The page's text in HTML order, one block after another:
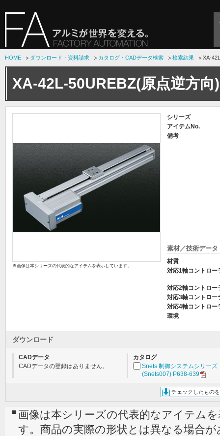
HOME ダウンロード・資料請求 カタログ・CADデータ検索 検索結果 XA-
XA-42L-50UREBZ(原点逆方向)
※画像は本シリーズの代表的なアイテムを表示しています。
シリーズ
アイテムNo.
備考
素材／技術データ
材質
対応1軸コントロー
対応2軸コントロー
対応3軸コントロー
対応4軸コントロー
環境
ダウンロード
CADデータ
CADデータの登録はありません。
カタログ
Snets 制御システムシリーズ
(Snets007) P638-639
チェックしたもの
画像は本シリーズの代表的なアイテム
す。商品の実際の形状とは異なる場合